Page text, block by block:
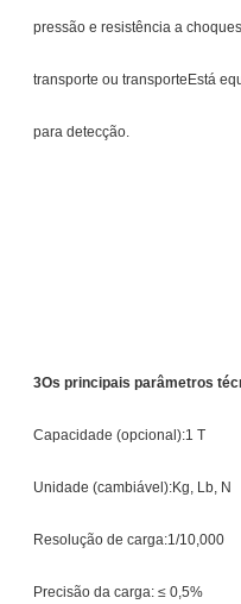
pressão e resistência a
transporte ou transporteEstá
para detecção.
3Os principais parâmetros
Capacidade (opcional):1 T
Unidade (cambiável):Kg, Lb, N
Resolução de carga:1/10,000
Precisão da carga: ≤ 0,5%